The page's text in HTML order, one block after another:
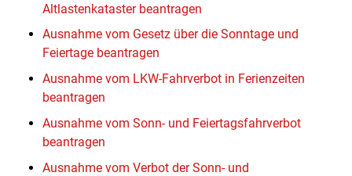
Altlastenkataster beantragen
Ausnahme vom Gesetz über die Sonntage und
Feiertage beantragen
Ausnahme vom LKW-Fahrverbot in Ferienzeiten
beantragen
Ausnahme vom Sonn- und Feiertagsfahrverbot
beantragen
Ausnahme vom Verbot der Sonn- und